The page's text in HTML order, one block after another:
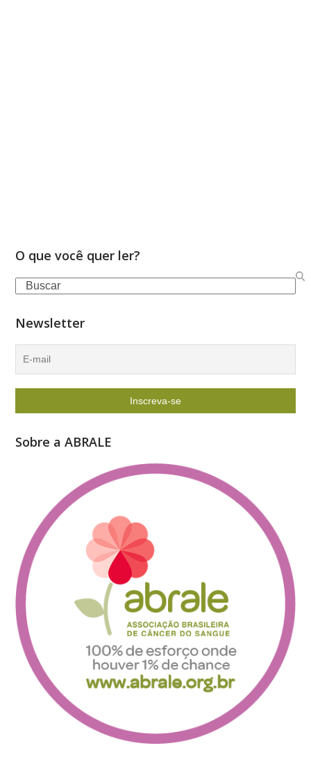
O que você quer ler?
Search
Newsletter
Sobre a ABRALE